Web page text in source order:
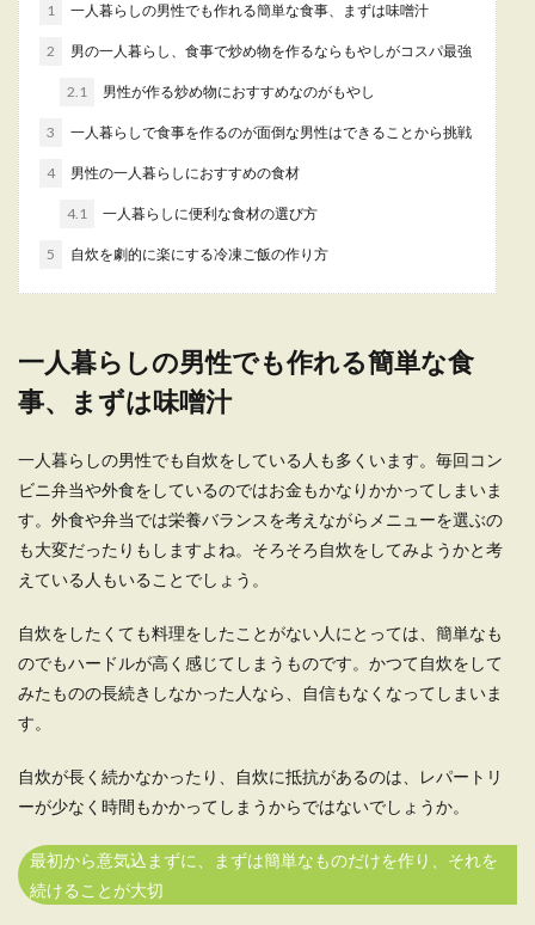
な男性の部屋にするために
を見ると、自分もやってみたいと考える人も多い
自炊を簡単に！男の一人暮らしで自炊
を続けるコツを解説
ように自炊をすることができず、頭を悩ませてい
る人...
一人暮らしの男性のための鍋の選び方
と節約メニューを教えます
一人暮らしの男性は、食費を節約したくても自炊
ができないので諦めてしまっている人も多いので
一人暮らしをしている人はすべてが自由である反
...
1 一人暮らしの男性でも作れる簡単な食事、まずは味噌汁
2 男の一人暮らし、食事で炒め物を作るならもやしがコスパ最強
2.1 男性が作る炒め物におすすめなのがもやし
3 一人暮らしで食事を作るのが面倒な男性はできることから挑戦
4 男性の一人暮らしにおすすめの食材
4.1 一人暮らしに便利な食材の選び方
5 自炊を劇的に楽にする冷凍ご飯の作り方
一人暮らしの男性でも作れる簡単な食
事、まずは味噌汁
一人暮らしの男性でも自炊をしている人も多くいます。毎回コン
ビニ弁当や外食をしているのではお金もかなりかかってしまいま
す。外食や弁当では栄養バランスを考えながらメニューを選ぶの
も大変だったりもしますよね。そろそろ自炊をしてみようかと考
えている人もいることでしょう。
自炊をしたくても料理をしたことがない人にとっては、簡単なも
のでもハードルが高く感じてしまうものです。かつて自炊をして
みたものの長続きしなかった人なら、自信もなくなってしまいま
す。
自炊が長く続かなかったり、自炊に抵抗があるのは、レパートリ
ーが少なく時間もかかってしまうからではないでしょうか。
最初から意気込まずに、まずは簡単なものだけを作り、それを
続けることが大切